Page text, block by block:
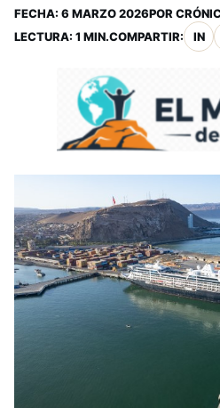
FECHA: 6 MARZO 2026POR
LECTURA: 1 MIN.COMPARTIR: IN